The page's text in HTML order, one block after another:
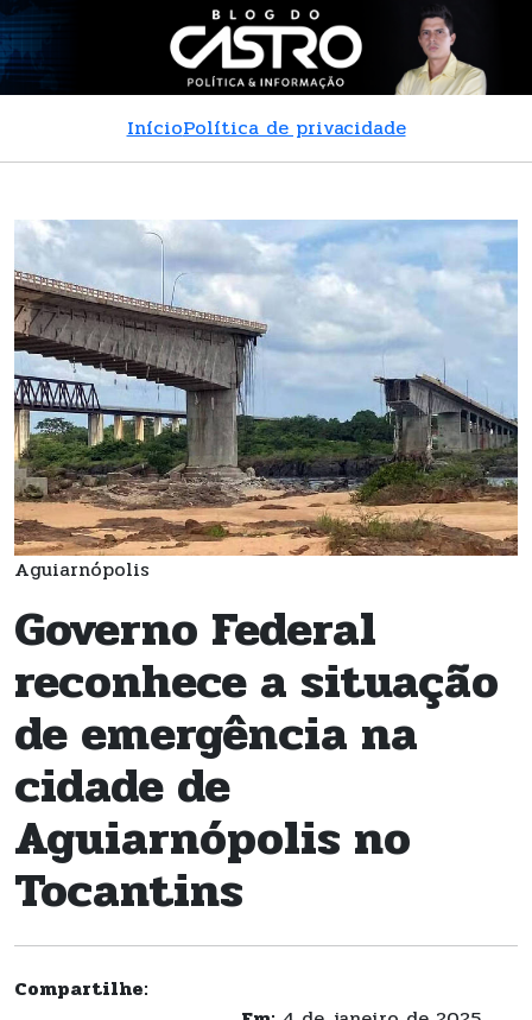
InícioPolítica de privacidade
Aguiarnópolis
Governo Federal
reconhece a situação
de emergência na
cidade de
Aguiarnópolis no
Tocantins
Compartilhe: